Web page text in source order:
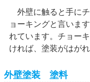
外壁に触ると手に
ョーキングと言いま
れています。チョー
ければ、塗装がはが
外壁塗装 塗料